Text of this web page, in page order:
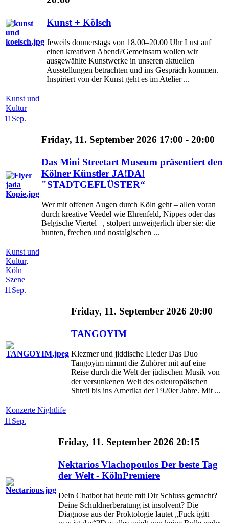
Kunst + Kölsch
Jeweils donnerstags von 18.00–20.00 Uhr Lust auf
einen kreativen Abend?Gemeinsam wollen wir
ausgewählte Kunstwerke in unseren aktuellen
Ausstellungen betrachten und ins Gespräch kommen.
Inspiriert von der Kunst geht es im Atelier ...
Kunst und
Kultur
11 Sep.
Friday, 11. September 2026 17:00 - 20:00
Das Mini Streetart Museum präsentiert den
Kölner Künstler JA!DA!
"STADTGEFLÜSTER“
Wer mit offenen Augen durch Köln geht – allen voran
durch kreative Veedel wie Ehrenfeld, Nippes oder das
Belgische Viertel –, stolpert unweigerlich über sie: die
bunten, frechen und nostalgischen ...
Kunst und
Kultur,
Köln
Szene
11 Sep.
Friday, 11. September 2026 20:00
TANGOYIM
Klezmer und jiddische Lieder Das Duo
Tangoyim nimmt die Zuhörer mit auf eine
Reise durch die Welt der jüdischen Musik von
der versunkenen Welt des osteuropäischen
Shtetl bis ins Amerika der 1920er Jahre. Mit ...
Konzerte Nightlife
11 Sep.
Friday, 11. September 2026 20:15
Nektarios Vlachopoulos Der beste Tag
der Welt - KölnPremiere
Dein Chatbot hat heute mit Dir Schluss gemacht?
Deine Schuldnerberatung ist insolvent? Die
Diagnose aus der Proktologie lautet „Fuck igitt